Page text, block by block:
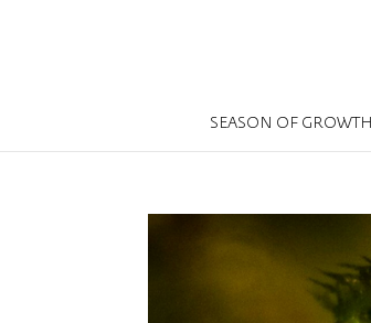
SEASON OF GROWTH